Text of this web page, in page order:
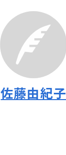
佐藤由紀子